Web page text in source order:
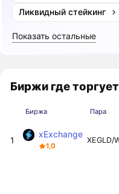
Ликвидный стейкинг
Показать остальные
Биржи где
Биржа Пара
1
xExchange
1,0
XEGLD/